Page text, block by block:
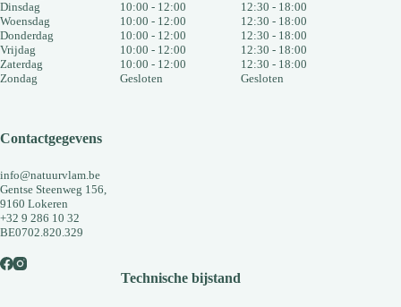
Dinsdag
Woensdag
Donderdag
Vrijdag
Zaterdag
Zondag
10:00 - 12:00
10:00 - 12:00
10:00 - 12:00
10:00 - 12:00
10:00 - 12:00
Gesloten
12:30 - 18:00
12:30 - 18:00
12:30 - 18:00
12:30 - 18:00
12:30 - 18:00
Gesloten
Contactgegevens
info@natuurvlam.be
Gentse Steenweg 156,
9160 Lokeren
+32 9 286 10 32
BE0702.820.329
Technische bijstand